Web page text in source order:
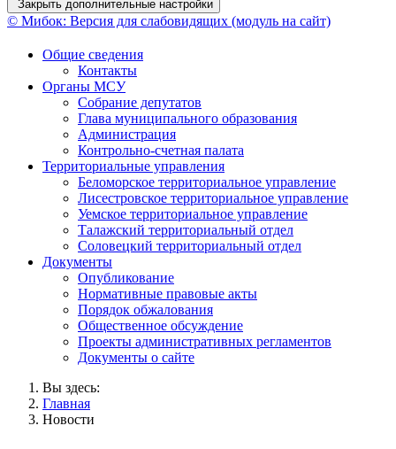
Закрыть дополнительные настройки
© Мибок: Версия для слабовидящих (модуль на сайт)
Общие сведения
Контакты
Органы МСУ
Собрание депутатов
Глава муниципального образования
Администрация
Контрольно-счетная палата
Территориальные управления
Беломорское территориальное управление
Лисестровское территориальное управление
Уемское территориальное управление
Талажский территориальный отдел
Соловецкий территориальный отдел
Документы
Опубликование
Нормативные правовые акты
Порядок обжалования
Общественное обсуждение
Проекты административных регламентов
Документы о сайте
Вы здесь:
Главная
Новости